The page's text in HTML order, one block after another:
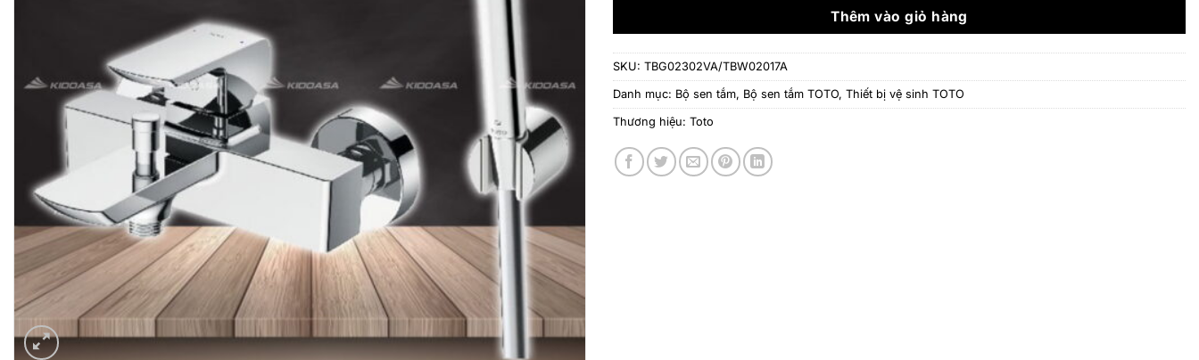
8.726.000 ₫.
Thêm vào giỏ hàng
SKU: TBG02302VA/TBW02017A
Danh mục: Bộ sen tắm, Bộ sen tắm TOTO, Thiết bị vệ sinh TOTO
Thương hiệu: Toto